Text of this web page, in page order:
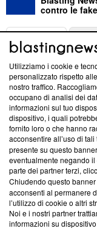
contro le
ABOUT
Questa sezione
News, sui nostri
creare news di
‘Trust Project -
ancora membro del
parte; Trust Project
conformità agli
Su di noi
Team editoriale
Corporate
Utilizziamo i cookie e
personalizzato rispetto
nostro traffico.
occupano di analisi dei
informazioni sul tuo
dispositivo, i quali
fornito loro o che hanno
acconsentire all’uso di
presente su questo
eventualmente negando
parte dei partner terzi,
Chiudendo questo
acconsenti al permanere
l’utilizzo di cookie o altri
Noi e i nostri partner
informazioni su